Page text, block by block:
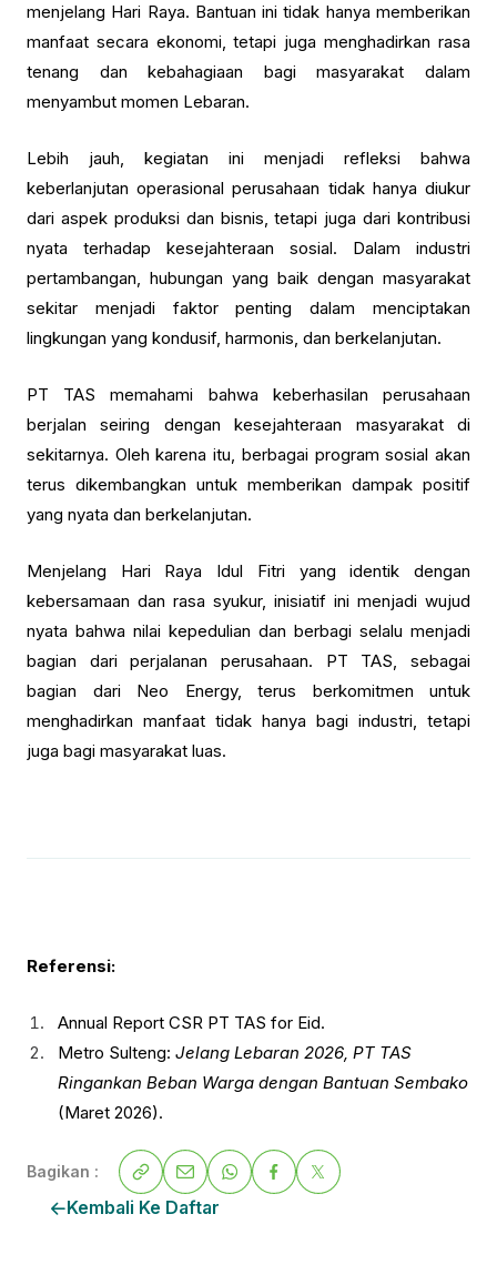
menjelang Hari Raya. Bantuan ini tidak hanya memberikan
manfaat secara ekonomi, tetapi juga menghadirkan rasa
tenang dan kebahagiaan bagi masyarakat dalam
menyambut momen Lebaran.
Lebih jauh, kegiatan ini menjadi refleksi bahwa
keberlanjutan operasional perusahaan tidak hanya diukur
dari aspek produksi dan bisnis, tetapi juga dari kontribusi
nyata terhadap kesejahteraan sosial. Dalam industri
pertambangan, hubungan yang baik dengan masyarakat
sekitar menjadi faktor penting dalam menciptakan
lingkungan yang kondusif, harmonis, dan berkelanjutan.
PT TAS memahami bahwa keberhasilan perusahaan
berjalan seiring dengan kesejahteraan masyarakat di
sekitarnya. Oleh karena itu, berbagai program sosial akan
terus dikembangkan untuk memberikan dampak positif
yang nyata dan berkelanjutan.
Menjelang Hari Raya Idul Fitri yang identik dengan
kebersamaan dan rasa syukur, inisiatif ini menjadi wujud
nyata bahwa nilai kepedulian dan berbagi selalu menjadi
bagian dari perjalanan perusahaan. PT TAS, sebagai
bagian dari Neo Energy, terus berkomitmen untuk
menghadirkan manfaat tidak hanya bagi industri, tetapi
juga bagi masyarakat luas.
Referensi:
Annual Report CSR PT TAS for Eid.
Metro Sulteng: Jelang Lebaran 2026, PT TAS
Ringankan Beban Warga dengan Bantuan Sembako
(Maret 2026).
Kembali Ke Daftar
Bagikan :